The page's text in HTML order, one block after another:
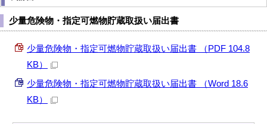
少量危険物・指定可燃物貯蔵取扱い届出書
少量危険物・指定可燃物貯蔵取扱い届出書 （PDF 104.8
KB）
少量危険物・指定可燃物貯蔵取扱い届出書 （Word 18.6
KB）